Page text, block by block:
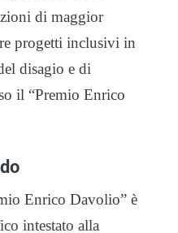
di maggior
progetti inclusivi in
disagio e di
il “Premio Enrico
Enrico Davolio” è
intestato alla